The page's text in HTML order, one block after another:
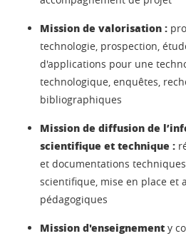
Mission de valorisation :
technologie, prospection,
d'applications pour une
technologique, enquêtes,
bibliographiques
Mission de diffusion de
scientifique et technique :
et documentations
scientifique, mise en place et
pédagogiques
Mission d'enseignement y